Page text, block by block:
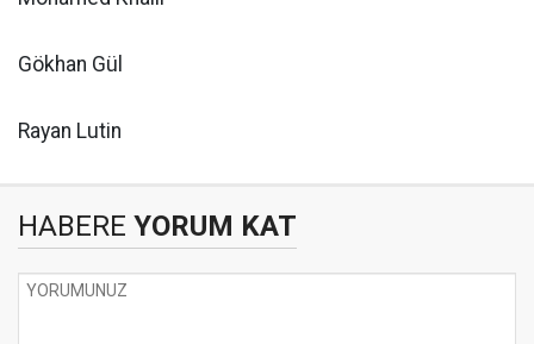
Gökhan Gül
Rayan Lutin
HABERE YORUM KAT